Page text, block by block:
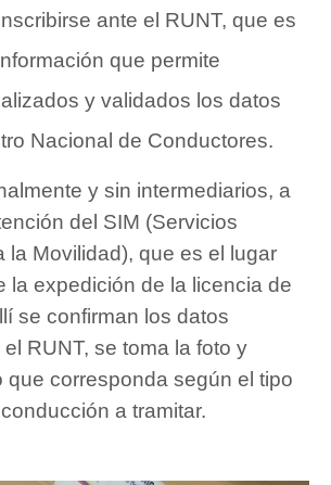
ante el RUNT, que es
que permite
y validados los datos
Nacional de Conductores.
y sin intermediarios, a
del SIM (Servicios
la Movilidad), que es el lugar
la expedición de la licencia de
se confirman los datos
RUNT, se toma la foto y
que corresponda según el tipo
a tramitar.